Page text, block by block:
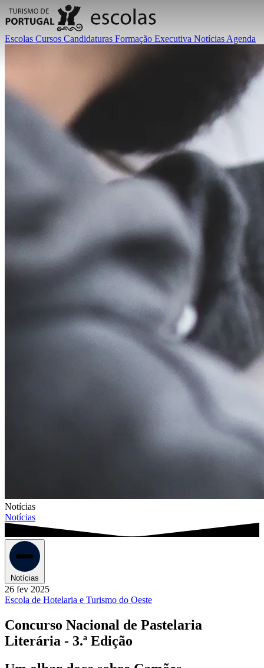
Escolas Cursos Candidaturas Formação Executiva Notícias Agenda
Notícias
Notícias
Notícias
26 fev 2025
Escola de Hotelaria e Turismo do Oeste
Concurso Nacional de Pastelaria
Literária - 3.ª Edição